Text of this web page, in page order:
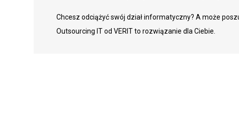
Chcesz odciążyć swój dział informatyczny? A może
Outsourcing IT od VERIT to rozwiązanie dla Ciebie.